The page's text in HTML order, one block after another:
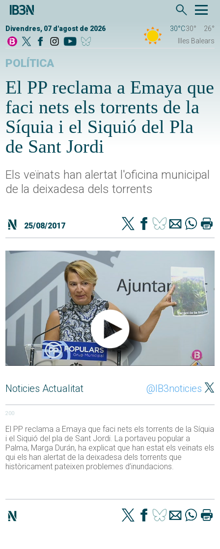
Divendres, 07 d'agost de 2026 30°C30°
26°
Illes Balears
POLÍTICA
El PP reclama a Emaya que
faci nets els torrents de la
Síquia i el Siquió del Pla
de Sant Jordi
Els veïnats han alertat l'oficina municipal
de la deixadesa dels torrents
25/08/2017
Noticies Actualitat @IB3noticies
200
El PP reclama a Emaya que faci nets els torrents de la Síquia
i el Siquió del pla de Sant Jordi. La portaveu popular a
Palma, Marga Durán, ha explicat que han estat els veïnats els
qui els han alertat de la deixadesa dels torrents que
històricament pateixen problemes d’inundacions.